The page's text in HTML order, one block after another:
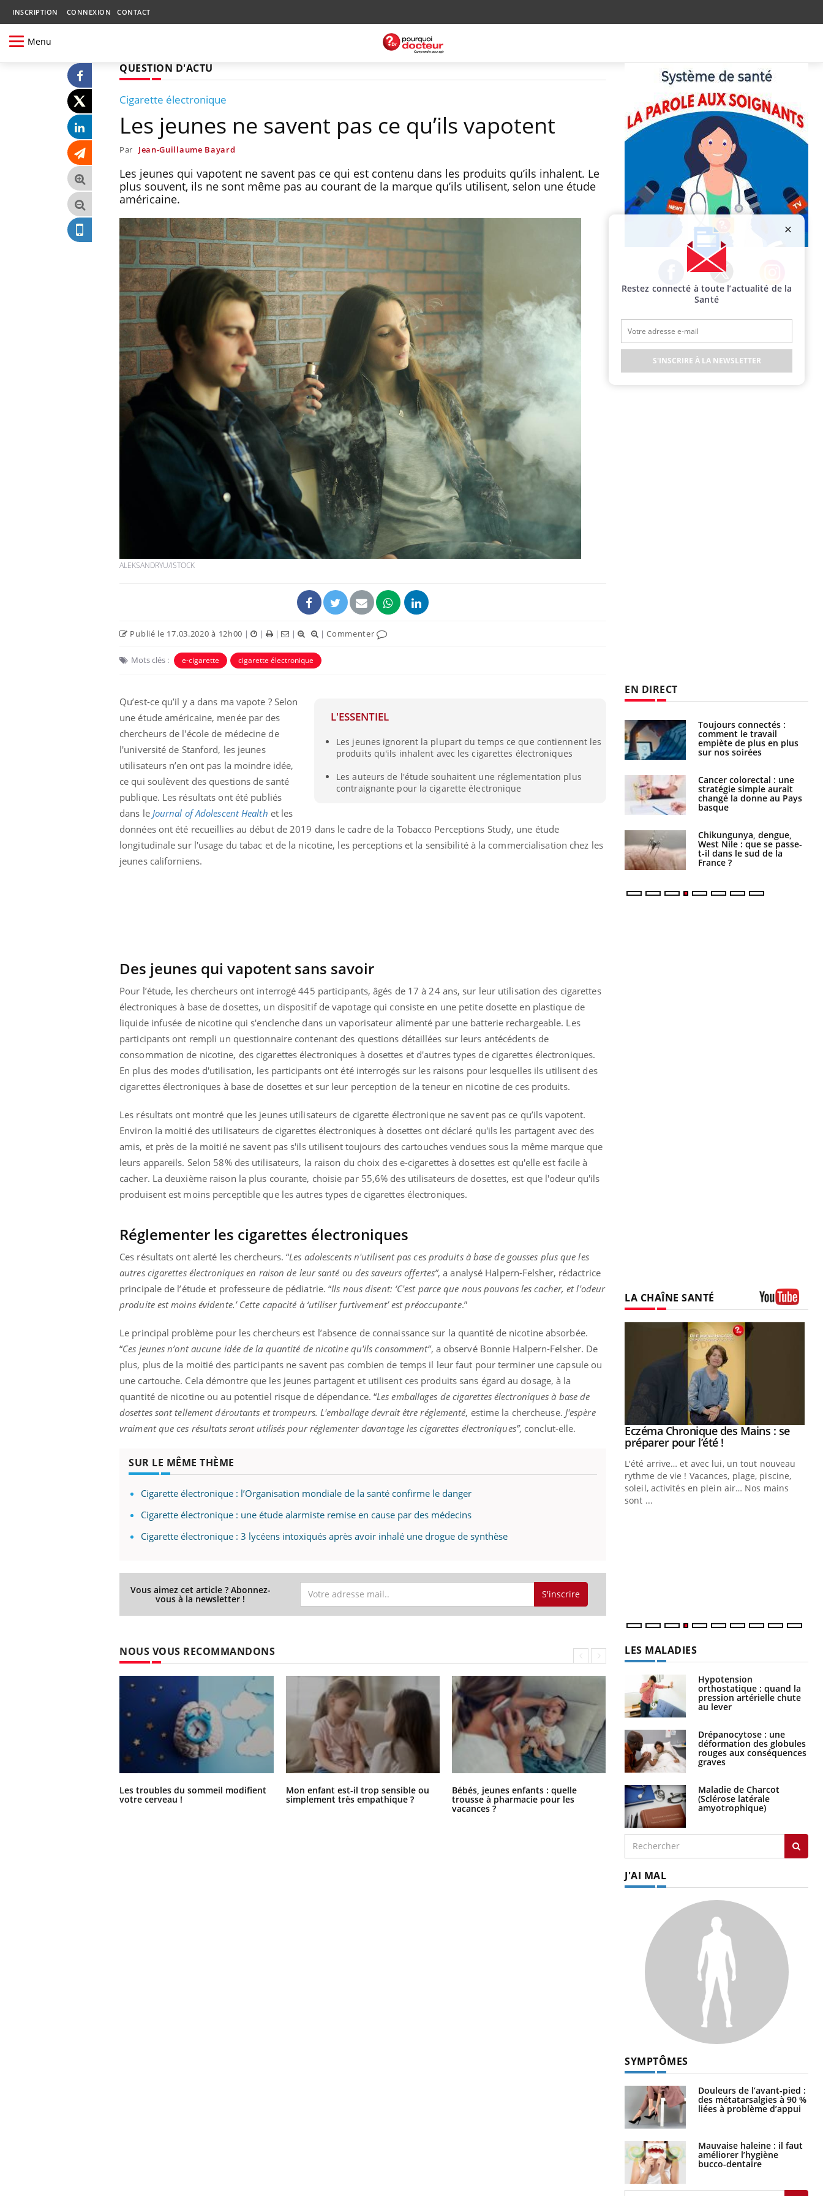
INSCRIPTION CONNEXION CONTACT
Menu
QUESTION D'ACTU
Cigarette électronique
Les jeunes ne savent pas ce qu’ils vapotent
Par Jean-Guillaume Bayard
Les jeunes qui vapotent ne savent pas ce qui est contenu dans les produits qu’ils inhalent. Le
plus souvent, ils ne sont même pas au courant de la marque qu’ils utilisent, selon une étude
américaine.
ALEKSANDRYU/ISTOCK
Publié le 17.03.2020 à 12h00 | | | | |Commenter
Mots clés : e-cigarette cigarette électronique
L'ESSENTIEL
Les jeunes ignorent la plupart du temps ce que contiennent les
produits qu'ils inhalent avec les cigarettes électroniques
Les auteurs de l'étude souhaitent une réglementation plus
contraignante pour la cigarette électronique
Qu’est-ce qu’il y a dans ma vapote ? Selon
une étude américaine, menée par des
chercheurs de l'école de médecine de
l'université de Stanford, les jeunes
utilisateurs n’en ont pas la moindre idée,
ce qui soulèvent des questions de santé
publique. Les résultats ont été publiés
dans le Journal of Adolescent Health et les
données ont été recueillies au début de 2019 dans le cadre de la Tobacco Perceptions Study, une étude
longitudinale sur l'usage du tabac et de la nicotine, les perceptions et la sensibilité à la commercialisation chez les
jeunes californiens.
Des jeunes qui vapotent sans savoir
Pour l’étude, les chercheurs ont interrogé 445 participants, âgés de 17 à 24 ans, sur leur utilisation des cigarettes
électroniques à base de dosettes, un dispositif de vapotage qui consiste en une petite dosette en plastique de
liquide infusée de nicotine qui s'enclenche dans un vaporisateur alimenté par une batterie rechargeable. Les
participants ont rempli un questionnaire contenant des questions détaillées sur leurs antécédents de
consommation de nicotine, des cigarettes électroniques à dosettes et d'autres types de cigarettes électroniques.
En plus des modes d'utilisation, les participants ont été interrogés sur les raisons pour lesquelles ils utilisent des
cigarettes électroniques à base de dosettes et sur leur perception de la teneur en nicotine de ces produits.
Les résultats ont montré que les jeunes utilisateurs de cigarette électronique ne savent pas ce qu’ils vapotent.
Environ la moitié des utilisateurs de cigarettes électroniques à dosettes ont déclaré qu'ils les partagent avec des
amis, et près de la moitié ne savent pas s'ils utilisent toujours des cartouches vendues sous la même marque que
leurs appareils. Selon 58% des utilisateurs, la raison du choix des e-cigarettes à dosettes est qu'elle est facile à
cacher. La deuxième raison la plus courante, choisie par 55,6% des utilisateurs de dosettes, est que l'odeur qu'ils
produisent est moins perceptible que les autres types de cigarettes électroniques.
Réglementer les cigarettes électroniques
Ces résultats ont alerté les chercheurs. “Les adolescents n'utilisent pas ces produits à base de gousses plus que les
autres cigarettes électroniques en raison de leur santé ou des saveurs offertes”, a analysé Halpern-Felsher, rédactrice
principale de l’étude et professeure de pédiatrie. “Ils nous disent: ‘C'est parce que nous pouvons les cacher, et l'odeur
produite est moins évidente.’ Cette capacité à ‘utiliser furtivement’ est préoccupante.”
Le principal problème pour les chercheurs est l’absence de connaissance sur la quantité de nicotine absorbée.
“Ces jeunes n’ont aucune idée de la quantité de nicotine qu'ils consomment”, a observé Bonnie Halpern-Felsher. De
plus, plus de la moitié des participants ne savent pas combien de temps il leur faut pour terminer une capsule ou
une cartouche. Cela démontre que les jeunes partagent et utilisent ces produits sans égard au dosage, à la
quantité de nicotine ou au potentiel risque de dépendance. “Les emballages de cigarettes électroniques à base de
dosettes sont tellement déroutants et trompeurs. L'emballage devrait être réglementé, estime la chercheuse. J'espère
vraiment que ces résultats seront utilisés pour réglementer davantage les cigarettes électroniques”, conclut-elle.
SUR LE MÊME THÈME
Cigarette électronique : l’Organisation mondiale de la santé confirme le danger
Cigarette électronique : une étude alarmiste remise en cause par des médecins
Cigarette électronique : 3 lycéens intoxiqués après avoir inhalé une drogue de synthèse
Vous aimez cet article ? Abonnez-
vous à la newsletter ! S'inscrire
NOUS VOUS RECOMMANDONS
Les troubles du sommeil modifient
votre cerveau !
Mon enfant est-il trop sensible ou
simplement très empathique ?
Bébés, jeunes enfants : quelle
trousse à pharmacie pour les
vacances ?
Syndrome métabolique : quels sont
les meilleurs exercices physiques ?
Facebook Twitter Instagram
EN DIRECT
Les troubles du sommeil
modifient votre cerveau !
Mon enfant est-il trop
sensible ou simplement
très empathique ?
Bébés, jeunes enfants :
quelle trousse à
pharmacie pour les
vacances ?
Syndrome métabolique :
exercices physiques ?
Comment éviter une otite
pendant les vacances ?
Hantavirus : un cas
détecté chez un touriste
en France
son taux élevé en France
Grossesse à risque : ce jus
naturel attire l'attention
Comment oublier les
écrans en vacances ?
Toujours connectés :
comment le travail
empiète de plus en plus
sur nos soirées
Cancer colorectal : une
stratégie simple aurait
changé la donne au Pays
basque
Chikungunya, dengue,
West Nile : que se passe-
t-il dans le sud de la
France ?
LA CHAÎNE SANTÉ
Eczéma Chronique des Mains :
Il y a des sujets qui sont faciles à aborder...
d'autres non ! D'un côté, poser des
questions sur la maladie d'un proche c'est
Youtube
Carence en fer : comprendre pour
même alopécie… Les symptômes de la
carence en fer sont multiples ce qui la rend
...
Youtube
Insuline & Charge mentale : et si on
reste entourée d'idées reçues chez les
patients comme parfois chez les soignants.
Youtube
Eczéma Chronique des Mains : se
préparer pour l’été !Youtube
L'été arrive… et avec lui, un tout nouveau
rythme de vie ! Vacances, plage, piscine,
soleil, activités en plein air… Nos mains
sont ...
LES MALADIES
Hypotension
orthostatique : quand la
pression artérielle chute
au lever
Drépanocytose : une
déformation des globules
rouges aux conséquences
graves
Maladie de Charcot
(Sclérose latérale
amyotrophique)
J'AI MAL
SYMPTÔMES
Douleurs de l’avant-pied :
des métatarsalgies à 90 %
liées à problème d’appui
Mauvaise haleine : il faut
améliorer l’hygiène
bucco-dentaire
Restez connecté à toute l’actualité de la
Santé
S'INSCRIRE À LA NEWSLETTER